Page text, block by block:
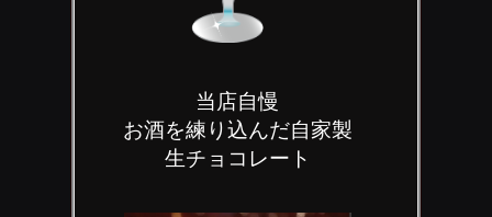
当店自慢
お酒を練り込んだ自家製
生チョコレート